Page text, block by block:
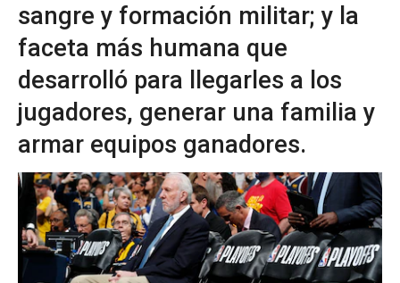
sangre y formación militar; y la
faceta más humana que
desarrolló para llegarles a los
jugadores, generar una familia y
armar equipos ganadores.